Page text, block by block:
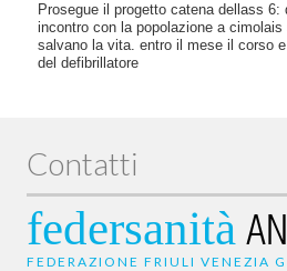
Prosegue il progetto catena dellass
incontro con la popolazione a
salvano la vita. entro il mese il corso
del defibrillatore
Contatti
federsanità
FEDERAZIONE FRIULI VENEZIA